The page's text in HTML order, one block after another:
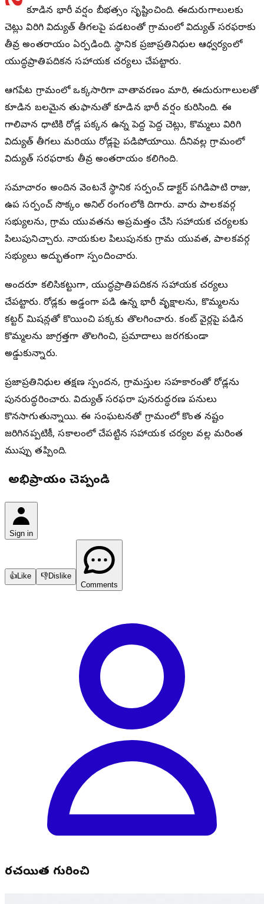
కూడిన భారీ వర్షం బీభత్సం సృష్టించింది. ఈదురుగాలులకు
చెట్లు విరిగి విద్యుత్ తీగలపై పడటంతో గ్రామంలో విద్యుత్ సరఫరాకు
తీవ్ర అంతరాయం ఏర్పడింది. స్థానిక ప్రజాప్రతినిధుల ఆధ్వర్యంలో
యుద్ధప్రాతిపదికన సహాయక చర్యలు చేపట్టారు.
ఆగపేట గ్రామంలో ఒక్కసారిగా వాతావరణం మారి, ఈదురుగాలులతో
కూడిన బలమైన తుఫానుతో కూడిన భారీ వర్షం కురిసింది. ఈ
గాలివాన ధాటికి రోడ్ల పక్కన ఉన్న పెద్ద పెద్ద చెట్లు, కొమ్మలు విరిగి
విద్యుత్ తీగలు మరియు రోడ్లపై పడిపోయాయి. దీనివల్ల గ్రామంలో
విద్యుత్ సరఫరాకు తీవ్ర అంతరాయం కలిగింది.
సమాచారం అందిన వెంటనే స్థానిక సర్పంచ్ డాక్టర్ పగిడిపాటి రాజు,
ఉప సర్పంచ్ సొక్కం అనిల్ రంగంలోకి దిగారు. వారు పాలకవర్గ
సభ్యులను, గ్రామ యువతను అప్రమత్తం చేసి సహాయక చర్యలకు
పిలుపునిచ్చారు. నాయకుల పిలుపునకు గ్రామ యువత, పాలకవర్గ
సభ్యులు అద్భుతంగా స్పందించారు.
అందరూ కలిసికట్టుగా, యుద్ధప్రాతిపదికన సహాయక చర్యలు
చేపట్టారు. రోడ్లకు అడ్డంగా పడి ఉన్న భారీ వృక్షాలను, కొమ్మలను
కట్టర్ మిషన్లతో కొయించి పక్కకు తొలగించారు. కరెంట్ వైర్లపై పడిన
కొమ్మలను జాగ్రత్తగా తొలగించి, ప్రమాదాలు జరగకుండా
అడ్డుకున్నారు.
ప్రజాప్రతినిధుల తక్షణ స్పందన, గ్రామస్తుల సహకారంతో రోడ్లను
పునరుద్ధరించారు. విద్యుత్ సరఫరా పునరుద్ధరణ పనులు
కొనసాగుతున్నాయి. ఈ సంఘటనతో గ్రామంలో కొంత నష్టం
జరిగినప్పటికీ, సకాలంలో చేపట్టిన సహాయక చర్యల వల్ల మరింత
ముప్పు తప్పింది.
మీ అభిప్రాయం చెప్పండి
Sign in
👍Like 👎Dislike
Comments
రచయిత గురించి